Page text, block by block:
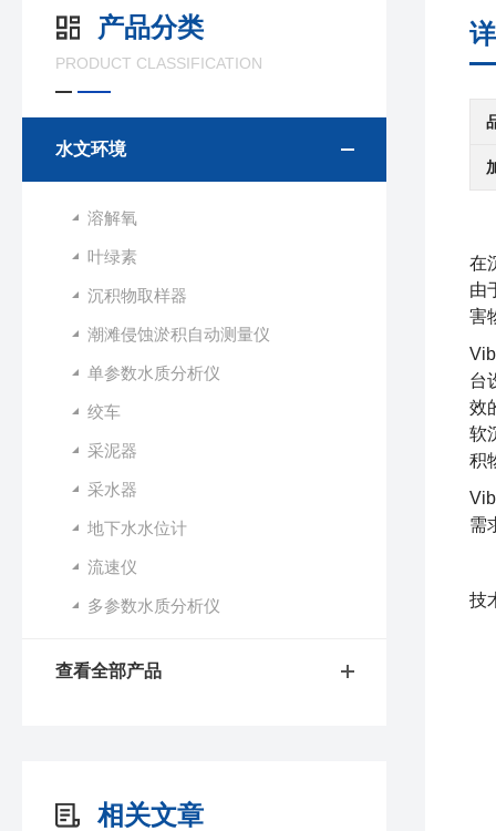
产品分类
PRODUCT CLASSIFICATION
水文环境
溶解氧
叶绿素
沉积物取样器
潮滩侵蚀淤积自动测量仪
单参数水质分析仪
绞车
采泥器
采水器
地下水水位计
流速仪
多参数水质分析仪
查看全部产品
相关文章
在
由
害
台
效
软
积
需
技